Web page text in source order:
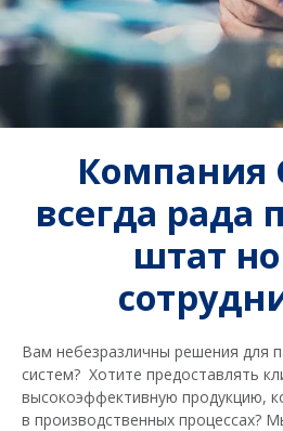
Компания
всегда рада
штат
Вам небезразличны решения для
систем? Хотите предоставлять
высокоэффективную продукцию,
в производственных процессах?